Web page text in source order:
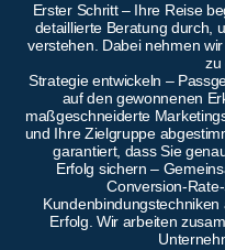
Erster Schritt – Ihre Reise
detaillierte Beratung durch,
verstehen. Dabei nehmen
zu
Strategie entwickeln –
auf den gewonnenen
maßgeschneiderte
und Ihre Zielgruppe
garantiert, dass Sie
Erfolg sichern –
Conversion-
Erfolg. Wir arbeiten